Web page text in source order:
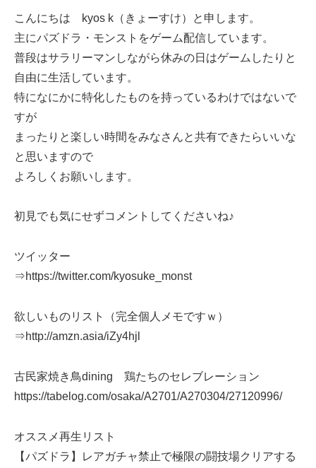
こんにちは kyos k（きょーすけ）と申します。
主にパズドラ・モンストをゲーム配信しています。
普段はサラリーマンしながら休みの日はゲームしたりと
自由に生活しています。
特になにかに特化したものを持っているわけではないで
すが
まったりと楽しい時間をみなさんと共有できたらいいな
と思いますので
よろしくお願いします。
初見でも気にせずコメントしてくださいね♪
ツイッター
⇒https://twitter.com/kyosuke_monst
欲しいものリスト（完全個人メモですｗ）
⇒http://amzn.asia/iZy4hjl
古民家焼き鳥dining 鶏たちのセレブレーション
https://tabelog.com/osaka/A2701/A270304/27120996/
オススメ再生リスト
【パズドラ】レアガチャ禁止で極限の闘技場クリアする